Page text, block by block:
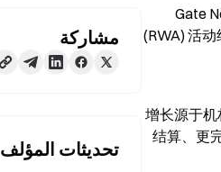
Gate
(RWA) 活
增长源于
结算、更
مشاركة
تحديثات المؤلف